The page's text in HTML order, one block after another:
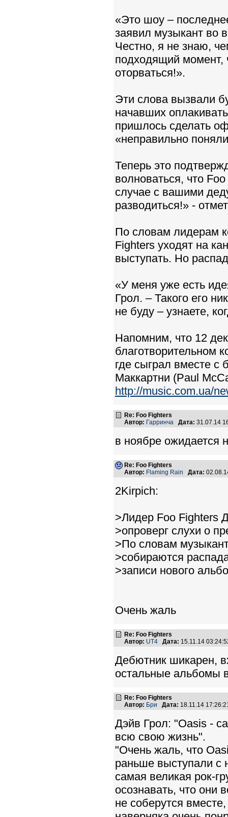
«Это шоу –
заявил музыкант во
Честно, я не знаю,
подходящий момент,
оторваться!».
Эти слова вызвали
начавших
пришлось сделать
«неправильно
Теперь это
волноваться, что
случае с вашими
разводиться!» -
По словам лидерам
Fighters уходят на
выступать. Но
«У меня уже есть
Грол. – Такого его
не буду – узнаете,
Напомним, что 12
благотворительном
где сыграл вместе
Маккартни (Paul
http://music.com.ua/
Re: Foo Fighters
Автор: Гарринча Дата: 31.07.14
в ноябре ожидается
Re: Foo Fighters
Автор: Flaming Rain Дата:
2Kirpich:
>Лидер Foo Fighters
>опроверг слухи о
>По словам
>собираются
>записи нового
Очень жаль
Re: Foo Fighters
Автор: UT4 Дата: 15.11.14
Дебютник шикарен,
остальные альбомы
Re: Foo Fighters
Автор: Бри Дата: 18.11.14
Дэйв Грол: "Oasis -
всю свою жизнь".
"Очень жаль, что
раньше выступали с
самая великая рок-
осознавать, что они
не соберутся